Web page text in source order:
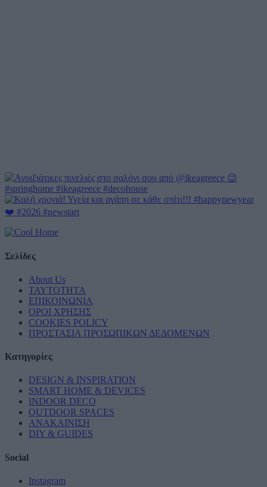
Σελίδες
About Us
ΤΑΥΤΟΤΗΤΑ
ΕΠΙΚΟΙΝΩΝΙΑ
ΟΡΟΙ ΧΡΗΣΗΣ
COOKIES POLICY
ΠΡΟΣΤΑΣΙΑ ΠΡΟΣΩΠΙΚΩΝ ΔΕΔΟΜΕΝΩΝ
Κατηγορίες
DESIGN & INSPIRATION
SMART HOME & DEVICES
INDOOR DECO
OUTDOOR SPACES
ΑΝΑΚΑΙΝΙΣΗ
DIY & GUIDES
Social
Instagram